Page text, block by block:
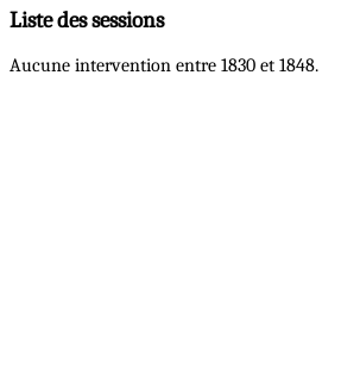
Liste des sessions
Aucune intervention entre 1830 et 1848.